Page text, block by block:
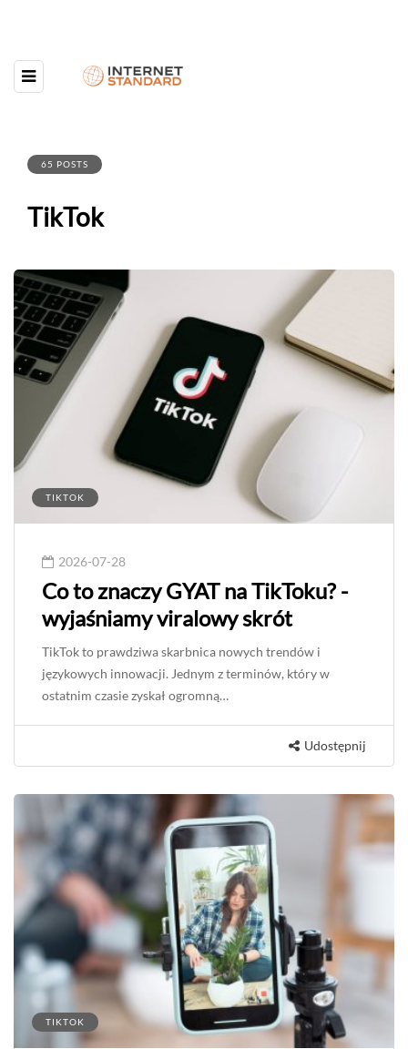
65 POSTS
TikTok
TIKTOK
2026-07-28
Co to znaczy GYAT na TikToku? -
wyjaśniamy viralowy skrót
TikTok to prawdziwa skarbnica nowych trendów i
językowych innowacji. Jednym z terminów, który w
ostatnim czasie zyskał ogromną…
Udostępnij
TIKTOK